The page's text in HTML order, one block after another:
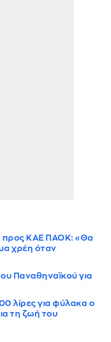
προς ΚΑΕ ΠΑΟΚ: «Θα
χρέη όταν
Παναθηναϊκού για
λίρες για φύλακα ο
τη ζωή του